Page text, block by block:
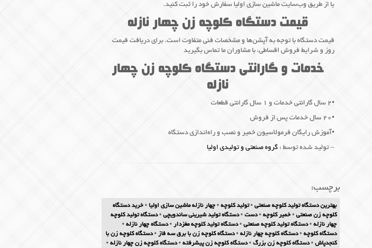
یا از طریق وب‌سایت ماشین سازی اولیا سفارش خود را ثبت کنید.
قیمت دستگاه کلوچه زن چهار نازله
قیمت دستگاه با توجه به آپشن‌ها و مشخصات فنی متفاوت است. برای دریافت قیمت
روز و شرایط فروش اقساطی، با مشاوران ما تماس بگیرید
خدمات و گارانتی دستگاه کلوچه زن چهار
نازله
•۲ سال گارانتی خدمات و ۱ سال گارانتی قطعات
•۲۰ سال خدمات پس از فروش
•آموزش رایگان فرمولاسیون خمیر و نصب و راه‌اندازی دستگاه
– تولید شده توسط : گروه صنعتی و تولیدی اولیا
برچسب:
بهترین دستگاه تولید کلوچه صنعتی •تولید کلوچه •چهار نازله ماشین سازی اولیا •خرید دستگاه
کلوچه زن صنعتی •خمیر کلوچه •دست •دستگاه تولید شیرینی ساندویچی •دستگاه تولید کلوچه
چهار نازله •دستگاه تولید کلوچه صنعتی •دستگاه تولید کلوچه مغزدار •دستگاه چهار نازله •
دستگاه کلوچه •دستگاه کلوچه چهار نازله •دستگاه کلوچه زن با برق سه فاز •دستگاه کلوچه زن با
کنجدپاش •دستگاه کلوچه زن بزرگ •دستگاه کلوچه زن پیشرفته •دستگاه کلوچه زن چهار نازله •